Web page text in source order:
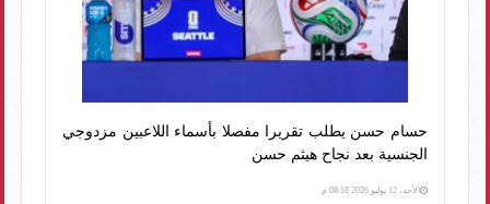
حسام حسن يطلب تقريرا مفصلا بأسماء اللاعبين مزدوجي
الجنسية بعد نجاح هيثم حسن
الأحد، 12 يوليو 2026 08:18 م